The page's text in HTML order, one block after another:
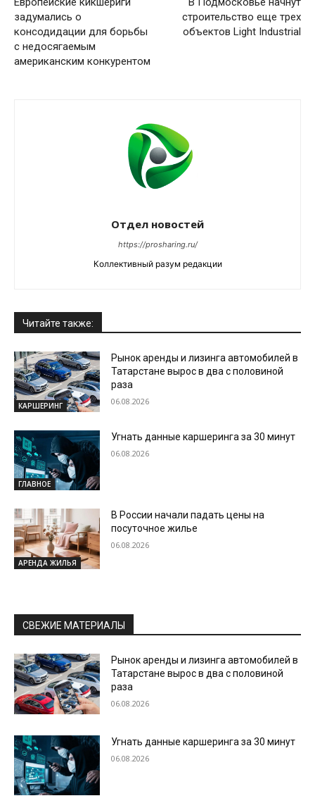
задумались о
консодидации для борьбы
с недосягаемым
американским конкурентом
строительство еще трех
объектов Light Industrial
Отдел новостей
https://prosharing.ru/
Коллективный разум редакции
Читайте также:
КАРШЕРИНГ
Рынок аренды и лизинга автомобилей в
Татарстане вырос в два с половиной
раза
06.08.2026
ГЛАВНОЕ
Угнать данные каршеринга за 30 минут
06.08.2026
АРЕНДА ЖИЛЬЯ
В России начали падать цены на
посуточное жилье
06.08.2026
СВЕЖИЕ МАТЕРИАЛЫ
Рынок аренды и лизинга автомобилей в
Татарстане вырос в два с половиной
раза
06.08.2026
Угнать данные каршеринга за 30 минут
06.08.2026